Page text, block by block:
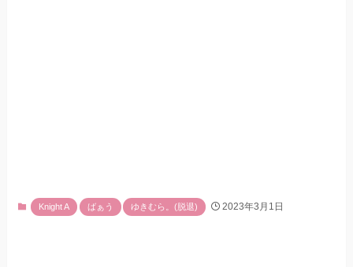
Knight A ばぁう ゆきむら。(脱退) 2023年3月1日